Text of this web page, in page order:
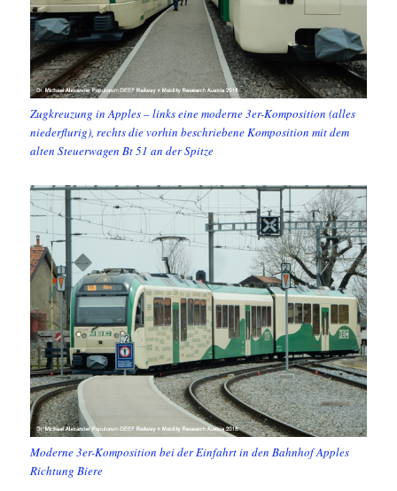
Zugkreuzung in Apples – links eine moderne 3er-Komposition (alles
niederflurig), rechts die vorhin beschriebene Komposition mit dem
alten Steuerwagen Bt 51 an der Spitze
Moderne 3er-Komposition bei der Einfahrt in den Bahnhof Apples
Richtung Biere